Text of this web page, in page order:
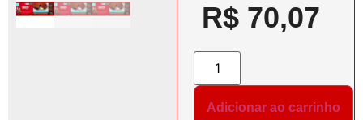
R$ 70,07
Adicionar ao carrinho